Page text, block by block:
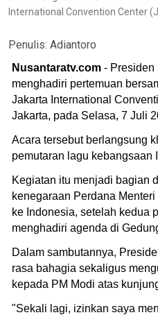
International Convention Center
Penulis: Adiantoro
Nusantaratv.com - Presiden
menghadiri pertemuan
Jakarta International
Jakarta, pada Selasa, 7 Juli
Acara tersebut berlangsung
pemutaran lagu kebangsaan
Kegiatan itu menjadi bagian
kenegaraan Perdana
ke Indonesia, setelah kedua
menghadiri agenda di
Dalam sambutannya,
rasa bahagia sekaligus
kepada PM Modi atas
"Sekali lagi, izinkan saya